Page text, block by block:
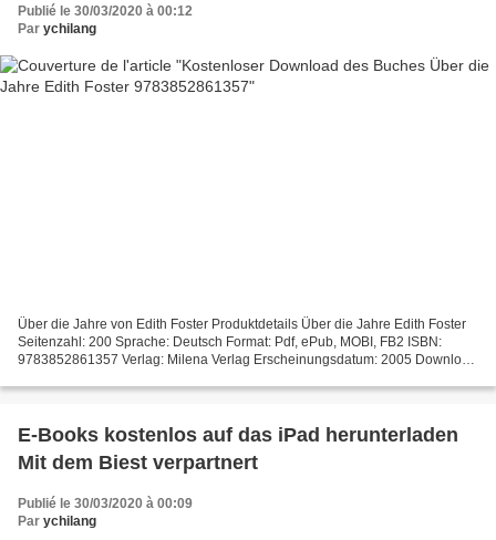
Publié le 30/03/2020 à 00:12
Par ychilang
Über die Jahre von Edith Foster Produktdetails Über die Jahre Edith Foster
Seitenzahl: 200 Sprache: Deutsch Format: Pdf, ePub, MOBI, FB2 ISBN:
9783852861357 Verlag: Milena Verlag Erscheinungsdatum: 2005 Download
E-Books kostenlos auf das iPad herunterladen
Mit dem Biest verpartnert
Publié le 30/03/2020 à 00:09
Par ychilang